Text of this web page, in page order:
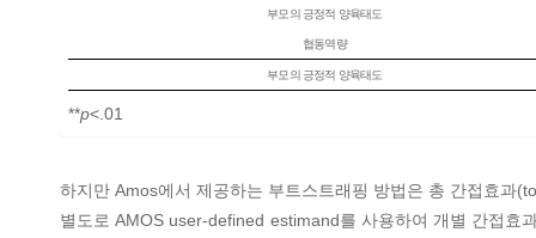
부모의 긍정적 양육태도
협동역량
부모의 긍정적 양육태도
**p<.01
하지만 Amos에서 제공하는 부트스트래핑 방법은 총 간접효과
별도로 AMOS user-defined estimand를 사용하여 개별 간접